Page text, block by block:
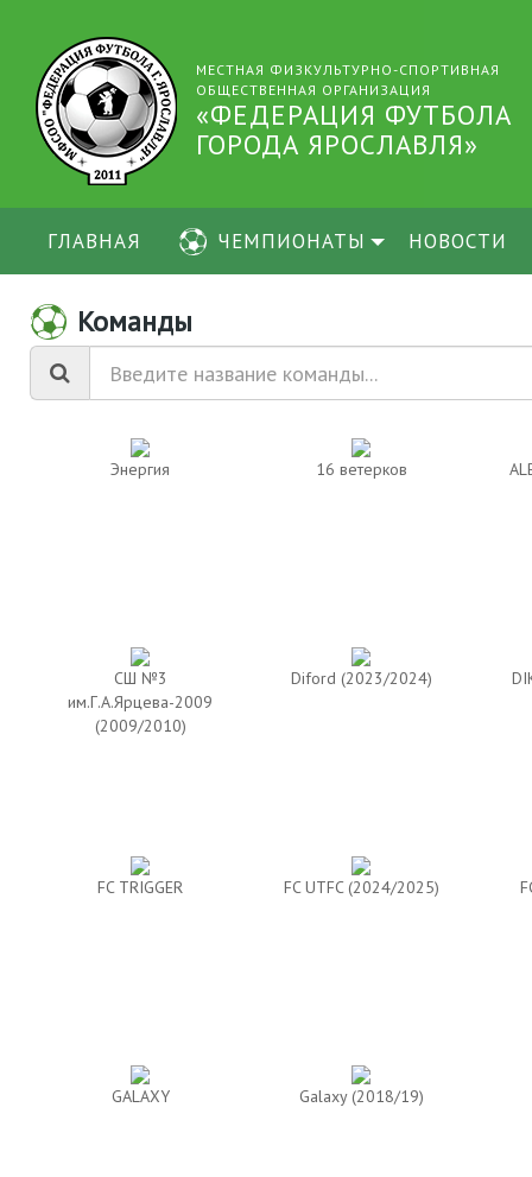
МЕСТНАЯ ФИЗКУЛЬТУРНО-СПОРТИВНАЯ
ОБЩЕСТВЕННАЯ ОРГАНИЗАЦИЯ
«ФЕДЕРАЦИЯ ФУТБОЛА
ГОРОДА ЯРОСЛАВЛЯ»
ГЛАВНАЯ ЧЕМПИОНАТЫ НОВОСТИ
Команды
Энергия 16 ветерков
CШ №3
им.Г.А.Ярцева-2009
(2009/2010)
Diford (2023/2024)
FC TRIGGER FC UTFC (2024/2025)
GALAXY Galaxy (2018/19)